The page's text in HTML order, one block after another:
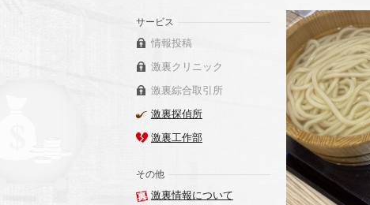
サービス
情報投稿
激裏クリニック
激裏綜合取引所
激裏探偵所
激裏工作部
その他
激裏情報について